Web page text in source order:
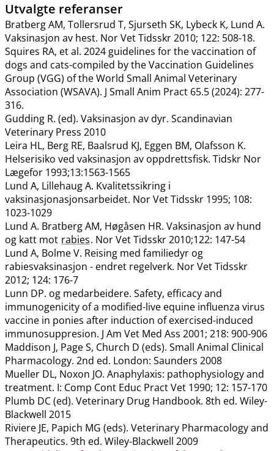
Utvalgte referanser
Bratberg AM, Tollersrud T, Sjurseth SK, Lybeck K, Lund A.
Vaksinasjon av hest. Nor Vet Tidsskr 2010; 122: 508-18.
Squires RA, et al. 2024 guidelines for the vaccination of
dogs and cats-compiled by the Vaccination Guidelines
Group (VGG) of the World Small Animal Veterinary
Association (WSAVA). J Small Anim Pract 65.5 (2024): 277-
316.
Gudding R. (ed). Vaksinasjon av dyr. Scandinavian
Veterinary Press 2010
Leira HL, Berg RE, Baalsrud KJ, Eggen BM, Olafsson K.
Helserisiko ved vaksinasjon av oppdrettsfisk. Tidskr Nor
Lægefor 1993;13:1563-1565
Lund A, Lillehaug A. Kvalitetssikring i
vaksinasjonasjonsarbeidet. Nor Vet Tidsskr 1995; 108:
1023-1029
Lund A. Bratberg AM, Høgåsen HR. Vaksinasjon av hund
og katt mot rabies. Nor Vet Tidsskr 2010;122: 147-54
Lund A, Bolme V. Reising med familiedyr og
rabiesvaksinasjon - endret regelverk. Nor Vet Tidsskr
2012; 124: 176-7
Lunn DP. og medarbeidere. Safety, efficacy and
immunogenicity of a modified-live equine influenza virus
vaccine in ponies after induction of exercised-induced
immunosuppresion. J Am Vet Med Ass 2001; 218: 900-906
Maddison J, Page S, Church D (eds). Small Animal Clinical
Pharmacology. 2nd ed. London: Saunders 2008
Mueller DL, Noxon JO. Anaphylaxis: pathophysiology and
treatment. I: Comp Cont Educ Pract Vet 1990; 12: 157-170
Plumb DC (ed). Veterinary Drug Handbook. 8th ed. Wiley-
Blackwell 2015
Riviere JE, Papich MG (eds). Veterinary Pharmacology and
Therapeutics. 9th ed. Wiley-Blackwell 2009